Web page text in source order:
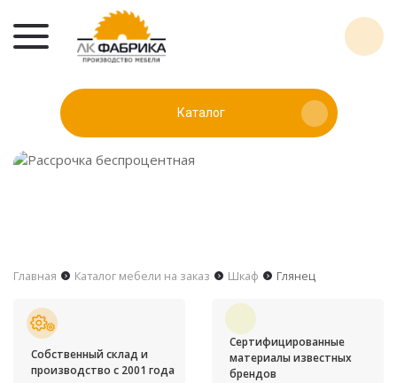
Каталог
Главная Каталог мебели на заказ Шкаф Глянец
Собственный склад и
производство с 2001 года
Сертифицированные
материалы известных
брендов